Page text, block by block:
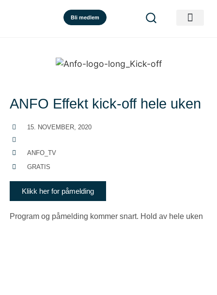
Bli medlem
ANFO Effekt kick-off hele uken
15. NOVEMBER, 2020
ANFO_TV
GRATIS
Klikk her for påmelding
Program og påmelding kommer snart. Hold av hele uken